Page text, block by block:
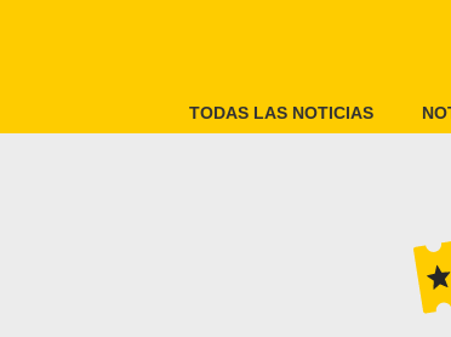
TODAS LAS NOTICIAS